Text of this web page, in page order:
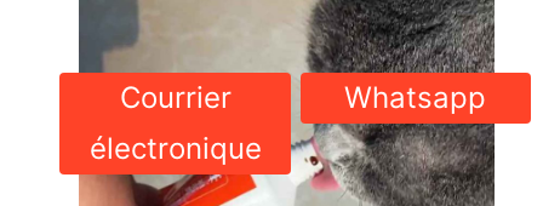
Courrier
électronique
Whatsapp